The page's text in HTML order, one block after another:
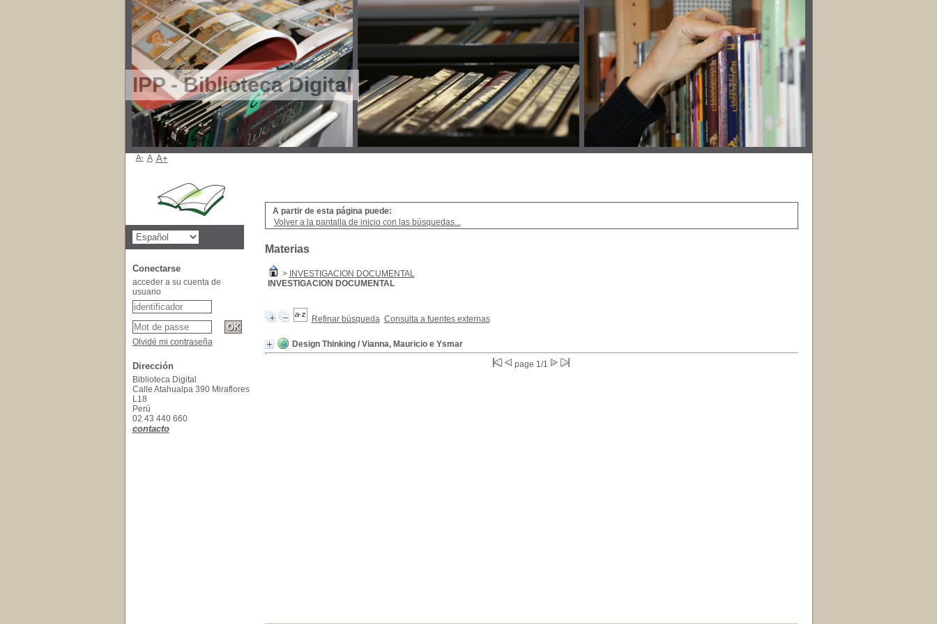
IPP - Biblioteca Digital
A partir de esta página puede:
Volver a la pantalla de inicio con las búsquedas...
Materias
> INVESTIGACION DOCUMENTAL
INVESTIGACION DOCUMENTAL
Refinar búsqueda Consulta a fuentes externas
Design Thinking/ Vianna, Mauricio e Ysmar
page 1/1
A- A A+
Conectarse
acceder a su cuenta de
usuario
Olvidé mi contraseña
Dirección
Biblioteca Digital
Calle Atahualpa 390 Miraflores
L18
Perú
02 43 440 660
contacto